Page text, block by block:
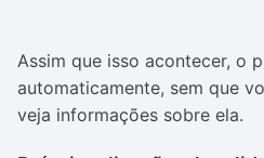
Assim que isso acontecer, o
automaticamente, sem que
veja informações sobre ela.